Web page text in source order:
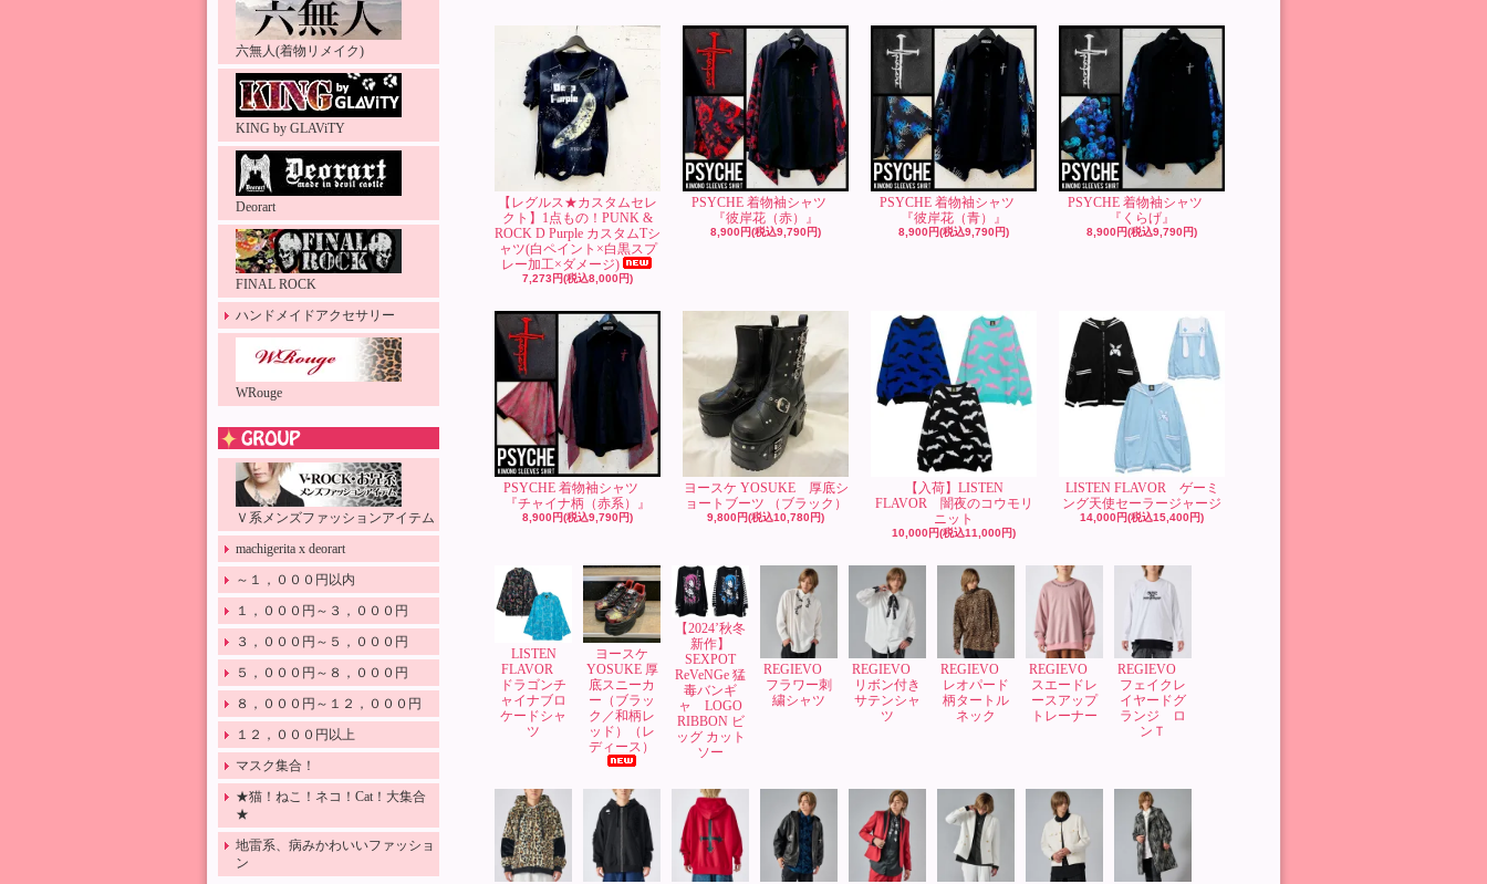
六無人(着物リメイク)
KING by GLAViTY
Deorart
FINAL ROCK
ハンドメイドアクセサリー
WRouge
Ｖ系メンズファッションアイテム
machigerita x deorart
～１，０００円以内
１，０００円～３，０００円
３，０００円～５，０００円
５，０００円～８，０００円
８，０００円～１２，０００円
１２，０００円以上
マスク集合！
★猫！ねこ！ネコ！Cat！大集合
★
地雷系、病みかわいいファッショ
ン
【レグルス★カスタムセレ
クト】1点もの！PUNK &
ROCK D Purple カスタムTシ
ャツ(白ペイント×白黒スプ
レー加工×ダメージ)
7,273円(税込8,000円)
PSYCHE 着物袖シャツ
『彼岸花（赤）』
8,900円(税込9,790円)
PSYCHE 着物袖シャツ
『彼岸花（青）』
8,900円(税込9,790円)
PSYCHE 着物袖シャツ
『くらげ』
8,900円(税込9,790円)
PSYCHE 着物袖シャツ
『チャイナ柄（赤系）』
8,900円(税込9,790円)
ヨースケ YOSUKE 厚底シ
ョートブーツ （ブラック）
9,800円(税込10,780円)
【入荷】LISTEN
FLAVOR 闇夜のコウモリ
ニット
10,000円(税込11,000円)
LISTEN FLAVOR ゲーミ
ング天使セーラージャージ
14,000円(税込15,400円)
LISTEN
FLAVOR
ドラゴンチ
ャイナブロ
ケードシャ
ツ
ヨースケ
YOSUKE 厚
底スニーカ
ー（ブラッ
ク／和柄レ
ッド）（レ
ディース）
【2024’秋冬
新作】
SEXPOT
ReVeNGe 猛
毒バンギ
ャ LOGO
RIBBON ビ
ッグ カット
ソー
REGIEVO
フラワー刺
繍シャツ
REGIEVO
リボン付き
サテンシャ
ツ
REGIEVO
レオパード
柄タートル
ネック
REGIEVO
スエードレ
ースアップ
トレーナー
REGIEVO
フェイクレ
イヤードグ
ランジ ロ
ンＴ